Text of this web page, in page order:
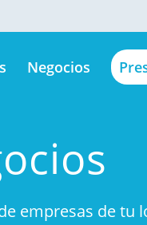
Negocios
empresas de tu